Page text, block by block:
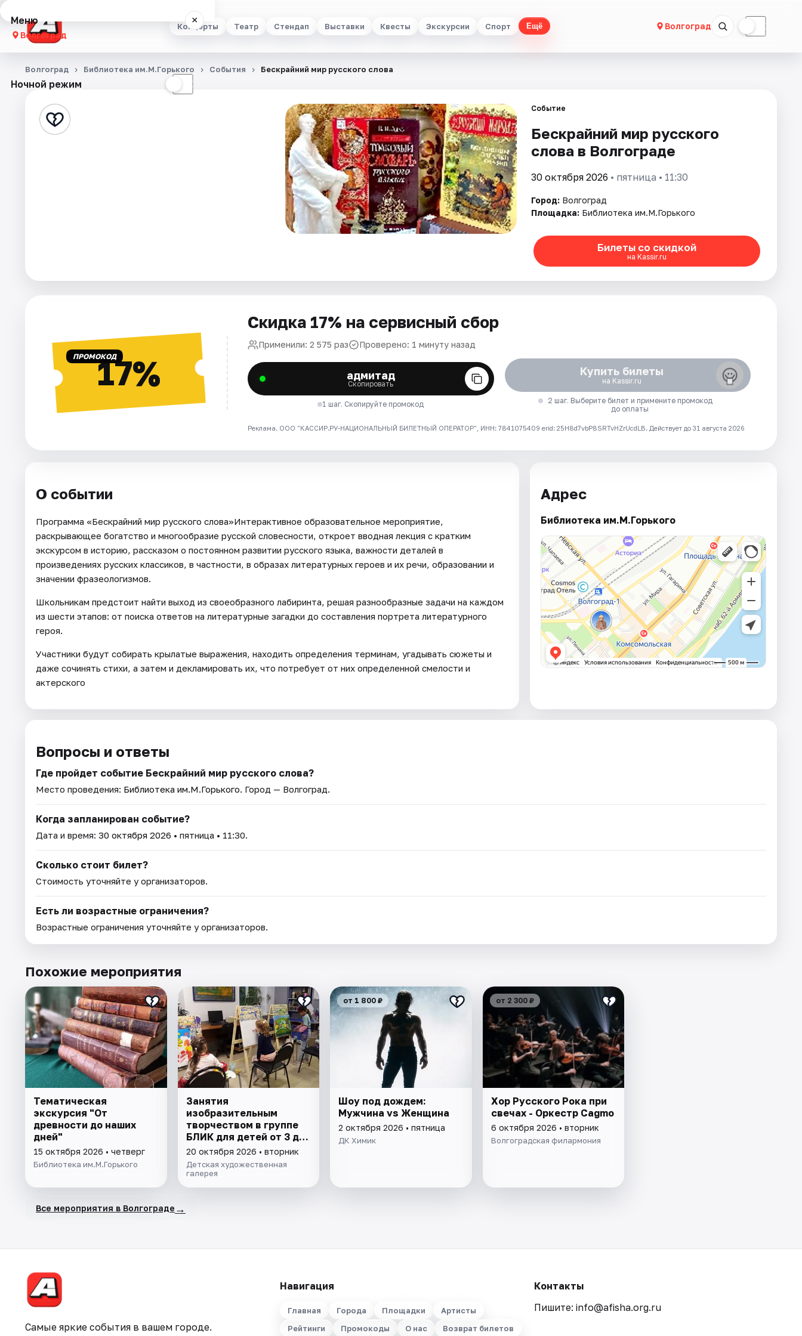
Концерты Театр Стендап Выставки Квесты Экскурсии Спорт Ещё Волгоград ☾
Меню ×
Волгоград
Концерты
Стендап
Артисты
Рейтинги
Ночной режим ☾
Волгоград Библиотека им.М.Горького События Бескрайний мир русского слова
Событие
Бескрайний мир русского
слова в Волгограде
30 октября 2026 • пятница • 11:30
Город: Волгоград
Площадка: Библиотека им.М.Горького
Билеты со скидкой
на Kassir.ru
ПРОМОКОД17%
Скидка 17% на сервисный сбор
Применили: 2 575 раз Проверено: 1 минуту назад
адмитад
Скопировать
1 шаг. Скопируйте промокод
Купить билеты
на Kassir.ru
2 шаг. Выберите билет и примените промокод
до оплаты
Реклама. ООО "КАССИР.РУ-НАЦИОНАЛЬНЫЙ БИЛЕТНЫЙ ОПЕРАТОР", ИНН: 7841075409 erid: 25H8d7vbP8SRTvHZrUcdLB. Действует до 31 августа 2026
О событии
Программа «Бескрайний мир русского слова»Интерактивное образовательное мероприятие,
раскрывающее богатство и многообразие русской словесности, откроет вводная лекция с кратким
экскурсом в историю, рассказом о постоянном развитии русского языка, важности деталей в
произведениях русских классиков, в частности, в образах литературных героев и их речи, образовании и
значении фразеологизмов.
Школьникам предстоит найти выход из своеобразного лабиринта, решая разнообразные задачи на каждом
из шести этапов: от поиска ответов на литературные загадки до составления портрета литературного
героя.
Участники будут собирать крылатые выражения, находить определения терминам, угадывать сюжеты и
даже сочинять стихи, а затем и декламировать их, что потребует от них определенной смелости и
актерского
Адрес
Библиотека им.М.Горького
Вопросы и ответы
Где пройдет событие Бескрайний мир русского слова?
Место проведения: Библиотека им.М.Горького. Город — Волгоград.
Когда запланирован событие?
Дата и время: 30 октября 2026 • пятница • 11:30.
Сколько стоит билет?
Стоимость уточняйте у организаторов.
Есть ли возрастные ограничения?
Возрастные ограничения уточняйте у организаторов.
Похожие мероприятия
Тематическая
экскурсия "От
древности до наших
дней"
15 октября 2026 • четверг
Библиотека им.М.Горького
Занятия
изобразительным
творчеством в группе
БЛИК для детей от 3 до
7 лет
20 октября 2026 • вторник
Детская художественная
галерея
от 1 800 ₽
Шоу под дождем:
Мужчина vs Женщина
2 октября 2026 • пятница
ДК Химик
от 2 300 ₽
Хор Русского Рока при
свечах - Оркестр Cagmo
6 октября 2026 • вторник
Волгоградская филармония
Все мероприятия в Волгограде →
Самые яркие события в вашем городе.
Навигация
Главная Города Площадки
Артисты
Рейтинги
Промокоды О нас Возврат билетов
Контакты
Пишите: info@afisha.org.ru